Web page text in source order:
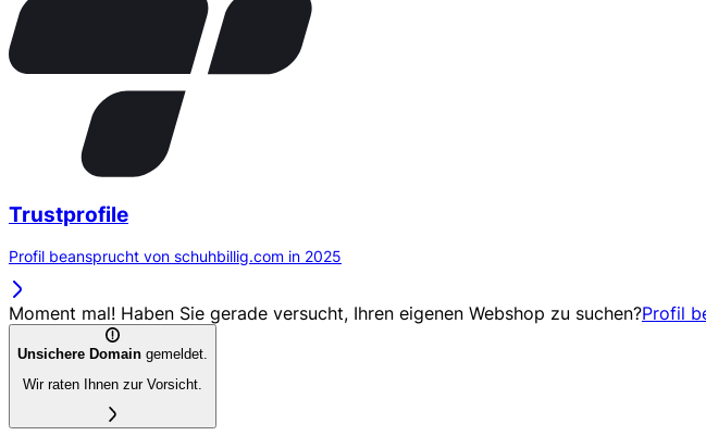
Trustprofile
Profil beansprucht von schuhbillig.com in 2025
Moment mal! Haben Sie gerade versucht, Ihren eigenen Webshop zu suchen?Profil
Unsichere Domain gemeldet.
Wir raten Ihnen zur Vorsicht.